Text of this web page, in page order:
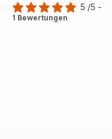
Bewertung
5 /5 -
1 Bewertungen